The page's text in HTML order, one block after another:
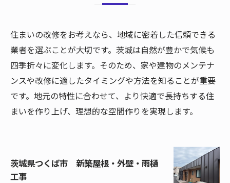
住まいの改修をお考えなら、地域に密着した信頼できる
業者を選ぶことが大切です。茨城は自然が豊かで気候も
四季折々に変化します。そのため、家や建物のメンテナ
ンスや改修に適したタイミングや方法を知ることが重要
です。地元の特性に合わせて、より快適で長持ちする住
まいを作り上げ、理想的な空間作りを実現します。
茨城県つくば市 新築屋根・外壁・雨樋
工事